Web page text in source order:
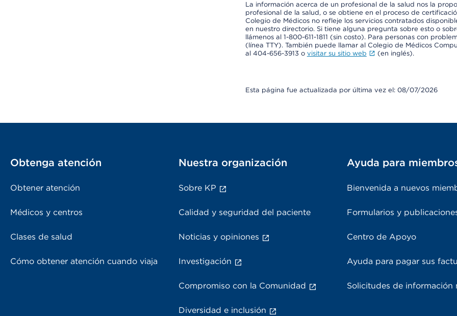
La información acerca de un profesional de la salud nos la
profesional de la salud, o se obtiene en el proceso de
Colegio de Médicos no refleje los servicios contratados
en nuestro directorio. Si tiene alguna pregunta sobre esto o
llámenos al 1-800-611-1811 (sin costo). Para personas con
(línea TTY). También puede llamar al Colegio de Médicos
al 404-656-3913 o visitar su sitio web (en inglés).
Esta página fue actualizada por última vez el: 08/07/2026
Obtenga atención
Obtener atención
Médicos y centros
Clases de salud
Cómo obtener atención cuando viaja
Nuestra organización
Sobre KP
Calidad y seguridad del paciente
Noticias y opiniones
Investigación
Compromiso con la Comunidad
Diversidad e inclusión
Ayuda para
Bienvenida a nuevos
Formularios y
Centro de Apoyo
Ayuda para pagar sus
Solicitudes de información